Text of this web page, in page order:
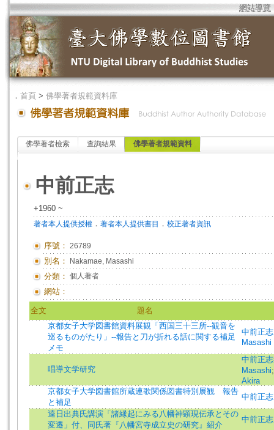
網站導覽
． 首頁 > 佛學著者規範資料庫
佛學著者檢索 查詢結果 佛學著者規範資料
中前正志
+1960 ~
著者本人提供授權 ． 著者本人提供書目 ． 校正著者資訊
序號： 26789
別名： Nakamae, Masashi
分類： 個人著者
網站：
全文
題名
京都女子大学図書館資料展観「西国三十三所--観音を
巡るものがたり」--報告と刀が折れる話に関する補足
メモ
中前正
Masashi
唱導文学研究
中前正
Masashi
Akira
京都女子大学図書館所蔵連歌関係図書特別展観 報告
と補足
中前正
逵日出典氏講演「諸縁起にみる八幡神顕現伝承とその
変遷」付、同氏著『八幡宮寺成立史の研究』紹介
中前正